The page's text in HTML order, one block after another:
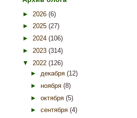
► 2026 (6)
► 2025 (27)
► 2024 (106)
► 2023 (314)
▼ 2022 (126)
► декабря (12)
► ноября (8)
► октября (5)
► сентября (4)